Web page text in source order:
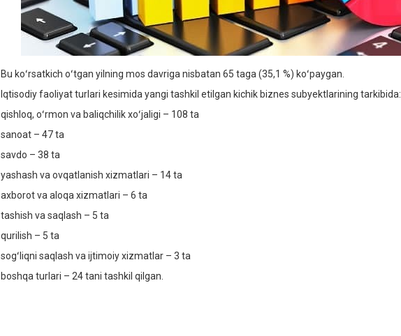
Bu koʻrsatkich oʻtgan yilning mos davriga nisbatan 65 taga (35,1 %) koʻpaygan.
Iqtisodiy faoliyat turlari kesimida yangi tashkil etilgan kichik biznes subyektlarining tarkibida:
qishloq, oʻrmon va baliqchilik xoʻjaligi – 108 ta
sanoat – 47 ta
savdo – 38 ta
yashash va ovqatlanish xizmatlari – 14 ta
axborot va aloqa xizmatlari – 6 ta
tashish va saqlash – 5 ta
qurilish – 5 ta
sogʻliqni saqlash va ijtimoiy xizmatlar – 3 ta
boshqa turlari – 24 tani tashkil qilgan.